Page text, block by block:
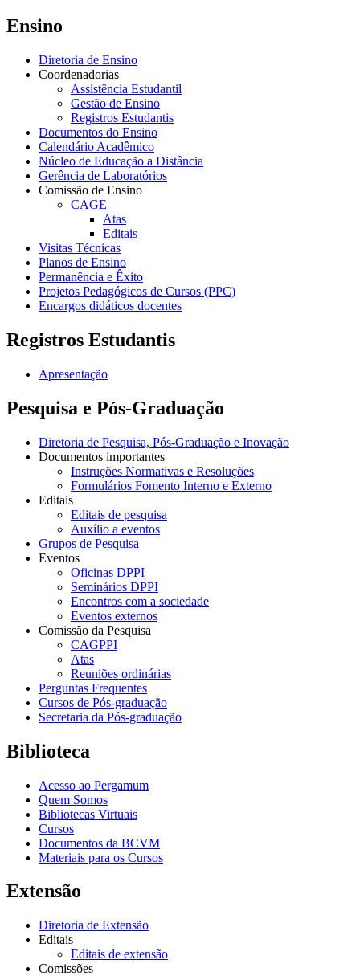
Ensino
Diretoria de Ensino
Coordenadorias
Assistência Estudantil
Gestão de Ensino
Registros Estudantis
Documentos do Ensino
Calendário Acadêmico
Núcleo de Educação a Distância
Gerência de Laboratórios
Comissão de Ensino
CAGE
Atas
Editais
Visitas Técnicas
Planos de Ensino
Permanência e Êxito
Projetos Pedagógicos de Cursos (PPC)
Encargos didáticos docentes
Registros Estudantis
Apresentação
Pesquisa e Pós-Graduação
Diretoria de Pesquisa, Pós-Graduação e Inovação
Documentos importantes
Instruções Normativas e Resoluções
Formulários Fomento Interno e Externo
Editais
Editais de pesquisa
Auxílio a eventos
Grupos de Pesquisa
Eventos
Oficinas DPPI
Seminários DPPI
Encontros com a sociedade
Eventos externos
Comissão da Pesquisa
CAGPPI
Atas
Reuniões ordinárias
Perguntas Frequentes
Cursos de Pós-graduação
Secretaria da Pós-graduação
Biblioteca
Acesso ao Pergamum
Quem Somos
Bibliotecas Virtuais
Cursos
Documentos da BCVM
Materiais para os Cursos
Extensão
Diretoria de Extensão
Editais
Editais de extensão
Comissões